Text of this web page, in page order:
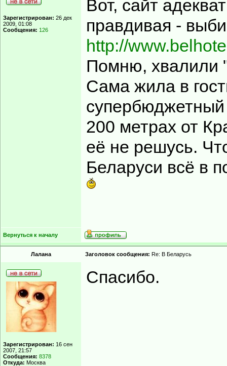
Зарегистрирован: 26 дек
2009, 01:08
Сообщения: 126
Вот, сайт
правдивая -
http://
Помню, хвалили
Сама жила в
супербюджетный
200 метрах от
её не решусь.
Беларуси всё в
Вернуться к началу
Лалана Заголовок сообщения: Re: В Беларусь
Зарегистрирован: 16 сен
2007, 21:57
Сообщения: 8378
Откуда: Москва
Спасибо.